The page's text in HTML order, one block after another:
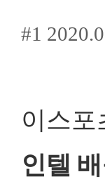
#1
이스
인텔